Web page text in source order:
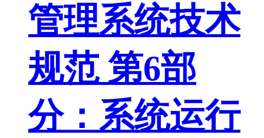
管理系统技术
规范 第6部
分：系统运行